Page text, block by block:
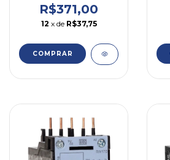
R$371,00
12 x de R$37,75
COMPRAR